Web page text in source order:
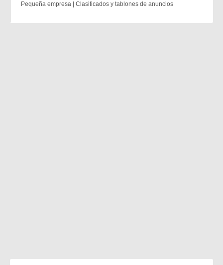
Pequeña empresa | Clasificados y tablones de anuncios